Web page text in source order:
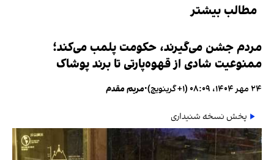
مطالب بیشتر
مردم جشن می‌گیرند، حکومت پلمب می‌کند؛
ممنوعیت شادی از قهوه‌پارتی تا برند پوشاک
۲۴ مهر ۱۴۰۴، ۰۸:۰۹ (‎+۱ گرینویچ) •مریم مقدم
پخش نسخه شنیداری